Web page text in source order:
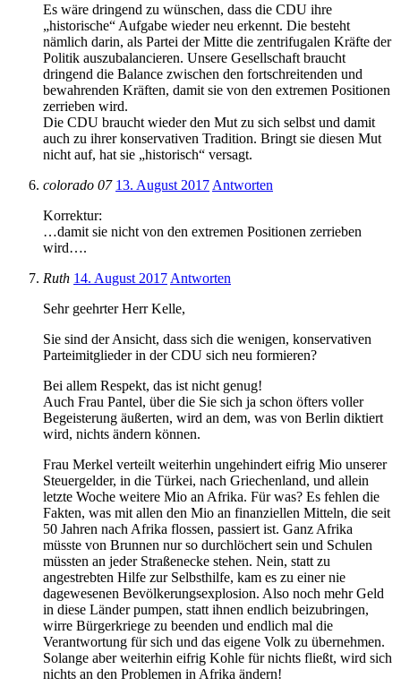
Es wäre dringend zu wünschen, dass die CDU ihre
„historische“ Aufgabe wieder neu erkennt. Die besteht
nämlich darin, als Partei der Mitte die zentrifugalen Kräfte der
Politik auszubalancieren. Unsere Gesellschaft braucht
dringend die Balance zwischen den fortschreitenden und
bewahrenden Kräften, damit sie von den extremen Positionen
zerrieben wird.
Die CDU braucht wieder den Mut zu sich selbst und damit
auch zu ihrer konservativen Tradition. Bringt sie diesen Mut
nicht auf, hat sie „historisch“ versagt.
colorado 07 13. August 2017 Antworten
Korrektur:
…damit sie nicht von den extremen Positionen zerrieben
wird….
Ruth 14. August 2017 Antworten
Sehr geehrter Herr Kelle,
Sie sind der Ansicht, dass sich die wenigen, konservativen
Parteimitglieder in der CDU sich neu formieren?
Bei allem Respekt, das ist nicht genug!
Auch Frau Pantel, über die Sie sich ja schon öfters voller
Begeisterung äußerten, wird an dem, was von Berlin diktiert
wird, nichts ändern können.
Frau Merkel verteilt weiterhin ungehindert eifrig Mio unserer
Steuergelder, in die Türkei, nach Griechenland, und allein
letzte Woche weitere Mio an Afrika. Für was? Es fehlen die
Fakten, was mit allen den Mio an finanziellen Mitteln, die seit
50 Jahren nach Afrika flossen, passiert ist. Ganz Afrika
müsste von Brunnen nur so durchlöchert sein und Schulen
müssten an jeder Straßenecke stehen. Nein, statt zu
angestrebten Hilfe zur Selbsthilfe, kam es zu einer nie
dagewesenen Bevölkerungsexplosion. Also noch mehr Geld
in diese Länder pumpen, statt ihnen endlich beizubringen,
wirre Bürgerkriege zu beenden und endlich mal die
Verantwortung für sich und das eigene Volk zu übernehmen.
Solange aber weiterhin eifrig Kohle für nichts fließt, wird sich
nichts an den Problemen in Afrika ändern!